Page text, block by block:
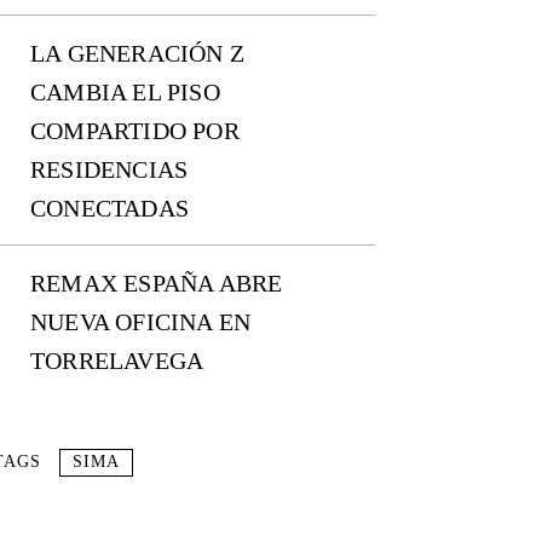
LA GENERACIÓN Z
CAMBIA EL PISO
COMPARTIDO POR
RESIDENCIAS
CONECTADAS
REMAX ESPAÑA ABRE
NUEVA OFICINA EN
TORRELAVEGA
SIMA